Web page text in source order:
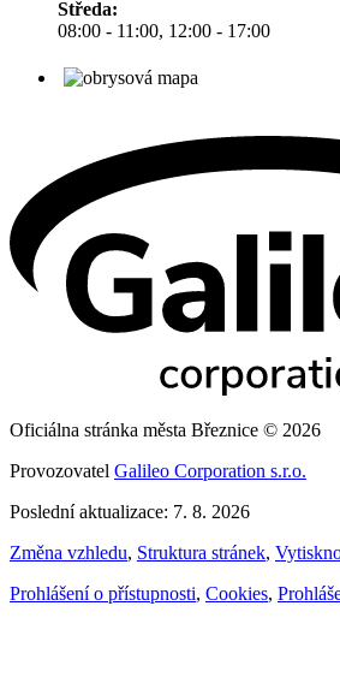
Středa:
08:00 - 11:00, 12:00 - 17:00
Oficiálna stránka města Březnice © 2026
Provozovatel Galileo Corporation s.r.o.
Poslední aktualizace: 7. 8. 2026
Změna vzhledu, Struktura stránek,
Prohlášení o přístupnosti, Cookies,